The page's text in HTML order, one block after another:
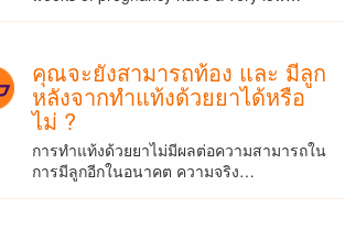
คุณจะยังสามารถท้อง และ มีลูก
หลังจากทำแท้งด้วยยาได้หรือ
ไม่ ?
การทำแท้งด้วยยาไม่มีผลต่อความสามารถใน
การมีลูกอีกในอนาคต ความจริง…